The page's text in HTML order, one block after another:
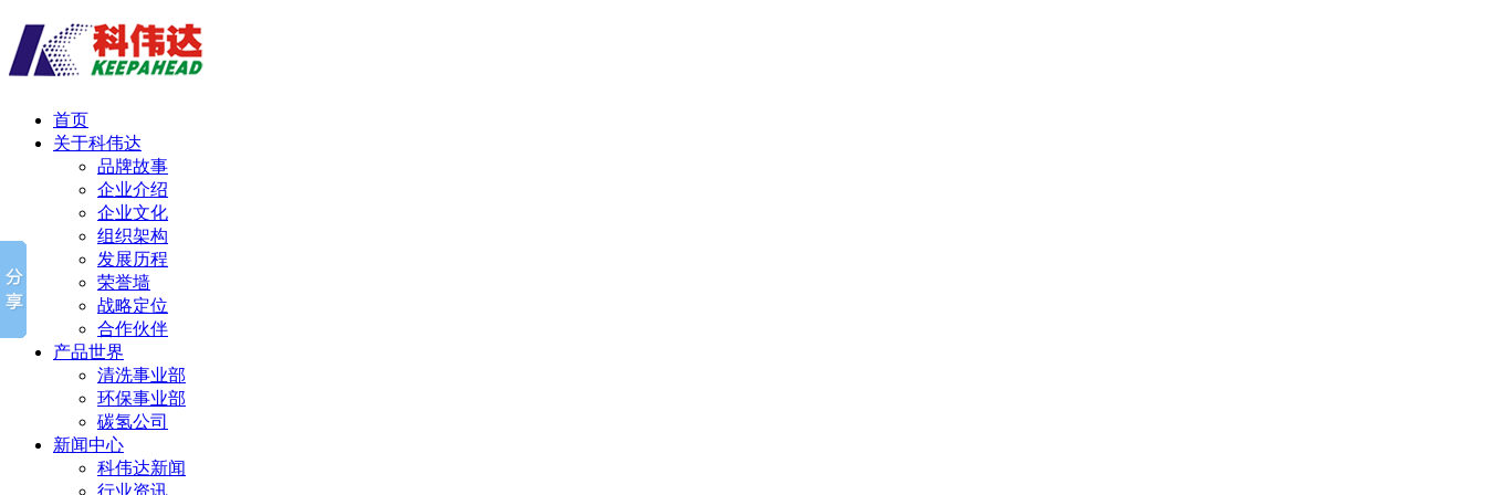
首页
关于科伟达
品牌故事
企业介绍
企业文化
组织架构
发展历程
荣誉墙
战略定位
合作伙伴
产品世界
清洗事业部
环保事业部
碳氢公司
新闻中心
科伟达新闻
行业资讯